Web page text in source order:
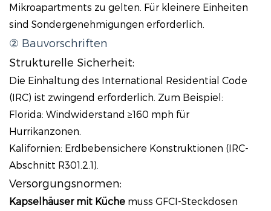
Mikroapartments zu gelten. Für kleinere Einheiten
sind Sondergenehmigungen erforderlich.
② Bauvorschriften
Strukturelle Sicherheit:
Die Einhaltung des International Residential Code
(IRC) ist zwingend erforderlich. Zum Beispiel:
Florida: Windwiderstand ≥160 mph für
Hurrikanzonen.
Kalifornien: Erdbebensichere Konstruktionen (IRC-
Abschnitt R301.2.1).
Versorgungsnormen:
Kapselhäuser mit Küche muss GFCI-Steckdosen